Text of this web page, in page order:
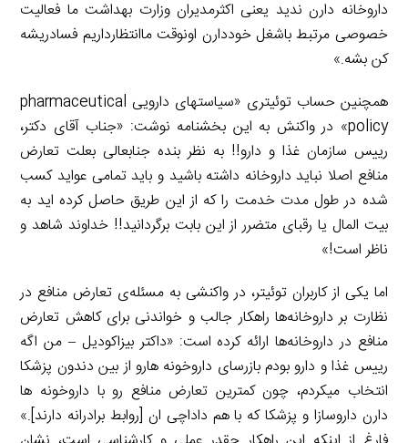
داروخانه دارن ندید یعنی اکثرمدیران وزارت بهداشت ما فعالیت
خصوصی مرتبط باشغل خوددارن اونوقت ماانتظارداریم فسادریشه
کن بشه.»
همچنین حساب توئیتری «سیاستهای دارویی pharmaceutical
policy» در واکنش به این بخشنامه نوشت: «جناب آقای دکتر،
رییس سازمان غذا و دارو!! به نظر بنده جنابعالی بعلت تعارض
منافع اصلا نباید داروخانه داشته باشید و باید تمامی عواید کسب
شده در طول مدت خدمت را که از این طریق حاصل کرده اید به
بیت المال یا رقبای متضرر از این بابت برگردانید!! خداوند شاهد و
ناظر است!»
اما یکی از کاربران توئیتر، در واکنشی به مسئله‌ی تعارض منافع در
نظارت بر داروخانه‌ها راهکار جالب و خواندنی برای کاهش تعارض
منافع در داروخانه‌ها ارائه کرده است: «داکتر بیزاکودیل – من اگه
رییس غذا و دارو بودم بازرسای داروخونه هارو از بین دندون پزشکا
انتخاب میکردم، چون کمترین تعارض منافع رو با داروخونه ها
دارن داروسازا و‌ پزشکا که با هم داداچی ان [روابط برادرانه دارند].»